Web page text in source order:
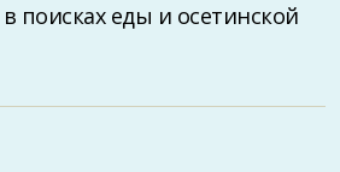
поисках еды и осетинской